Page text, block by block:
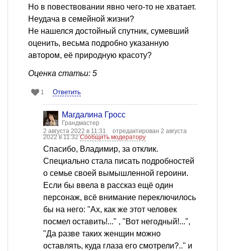
Но в повествовании явно чего-то не хватает.
Неудача в семейной жизни?
Не нашелся достойный спутник, сумевший
оценить, весьма подробно указанную
автором, её природную красоту?
Оценка статьи: 5
1 Ответить
Магдалина Гросс
Грандмастер
2 августа 2022 в 11:31
отредактирован 2 августа
2022 в 11:32Сообщить модератору
Спасибо, Владимир, за отклик.
Специально стала писать подробностей
о семье своей вымышленной героини.
Если бы ввела в рассказ ещё один
персонаж, всё внимание переключилось
бы на него: "Ах, как же этот человек
посмел оставить!..." , "Вот негодный!...",
"Да разве таких женщин можно
оставлять, куда глаза его смотрели?.." и